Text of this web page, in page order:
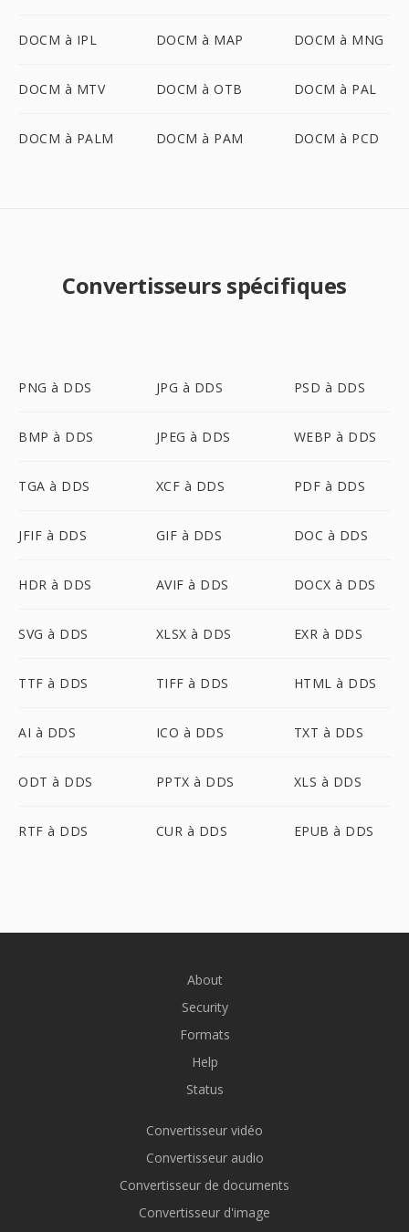
DOCM à IPL DOCM à MAP DOCM à MNG
DOCM à MTV DOCM à OTB DOCM à PAL
DOCM à PALM DOCM à PAM DOCM à PCD
Convertisseurs spécifiques
PNG à DDS JPG à DDS PSD à DDS
BMP à DDS JPEG à DDS WEBP à DDS
TGA à DDS XCF à DDS PDF à DDS
JFIF à DDS GIF à DDS DOC à DDS
HDR à DDS AVIF à DDS DOCX à DDS
SVG à DDS XLSX à DDS EXR à DDS
TTF à DDS TIFF à DDS HTML à DDS
AI à DDS ICO à DDS TXT à DDS
ODT à DDS PPTX à DDS XLS à DDS
RTF à DDS CUR à DDS EPUB à DDS
About
Security
Formats
Help
Status
Convertisseur vidéo
Convertisseur audio
Convertisseur de documents
Convertisseur d'image